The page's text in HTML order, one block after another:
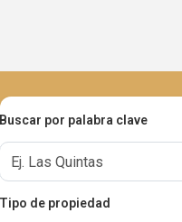
Buscar por palabra clave
Tipo de propiedad